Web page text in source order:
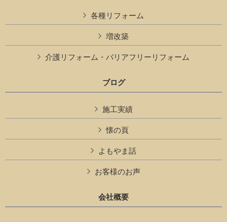
各種リフォーム
増改築
介護リフォーム・バリアフリーリフォーム
ブログ
施工実績
懐の頁
よもやま話
お客様のお声
会社概要